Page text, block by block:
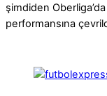
şimdiden
performansına